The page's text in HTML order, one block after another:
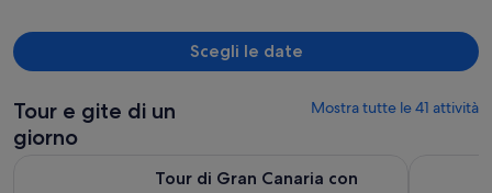
Scegli le date
Tour e gite di un
giorno
Mostra tutte le 41 attività
Tour di Gran Canaria con